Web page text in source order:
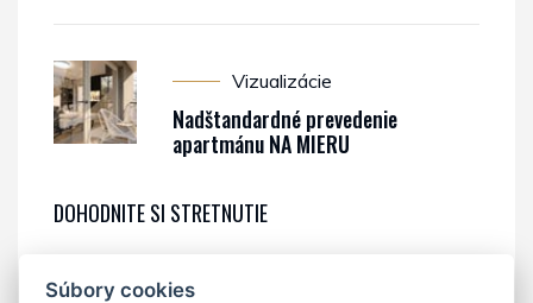
Vizualizácie
Nadštandardné prevedenie
apartmánu NA MIERU
DOHODNITE SI STRETNUTIE
mobil / +421 903 987 891
Súbory cookies